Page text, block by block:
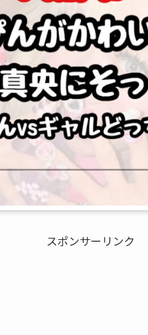
スポンサーリンク